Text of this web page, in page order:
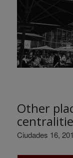
Other
Ciudades 16,